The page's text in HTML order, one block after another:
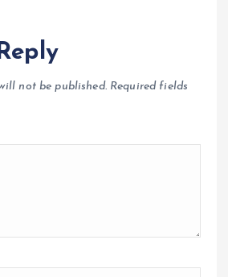
not be published. Required fields